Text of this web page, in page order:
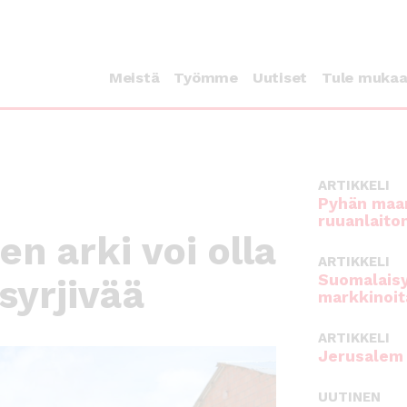
Meistä Työmme Uutiset Tule
arki voi olla
ARTIKKELI
Pyhän
ARTIKKELI
ARTIKKELI
UUTINEN